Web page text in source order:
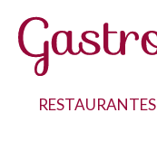
RESTAURANTES